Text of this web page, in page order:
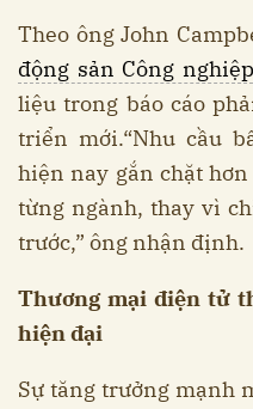
Theo ông John
động sản Công nghiệp
liệu trong báo cáo
triển mới.“Nhu cầu
hiện nay gắn chặt
từng ngành, thay vì
trước,” ông nhận định.
Thương mại điện tử
hiện đại
Sự tăng trưởng mạnh